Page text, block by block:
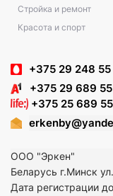
Стройка и ремонт
Красота и спорт
+375 29 248 55
+375 29 689
+375 25 689
ООО "Эркен"
Беларусь г.Минск
Дата регистрации